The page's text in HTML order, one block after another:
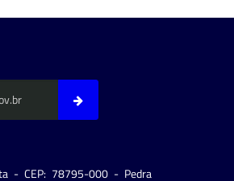
- CEP: 78795-000 - Pedra